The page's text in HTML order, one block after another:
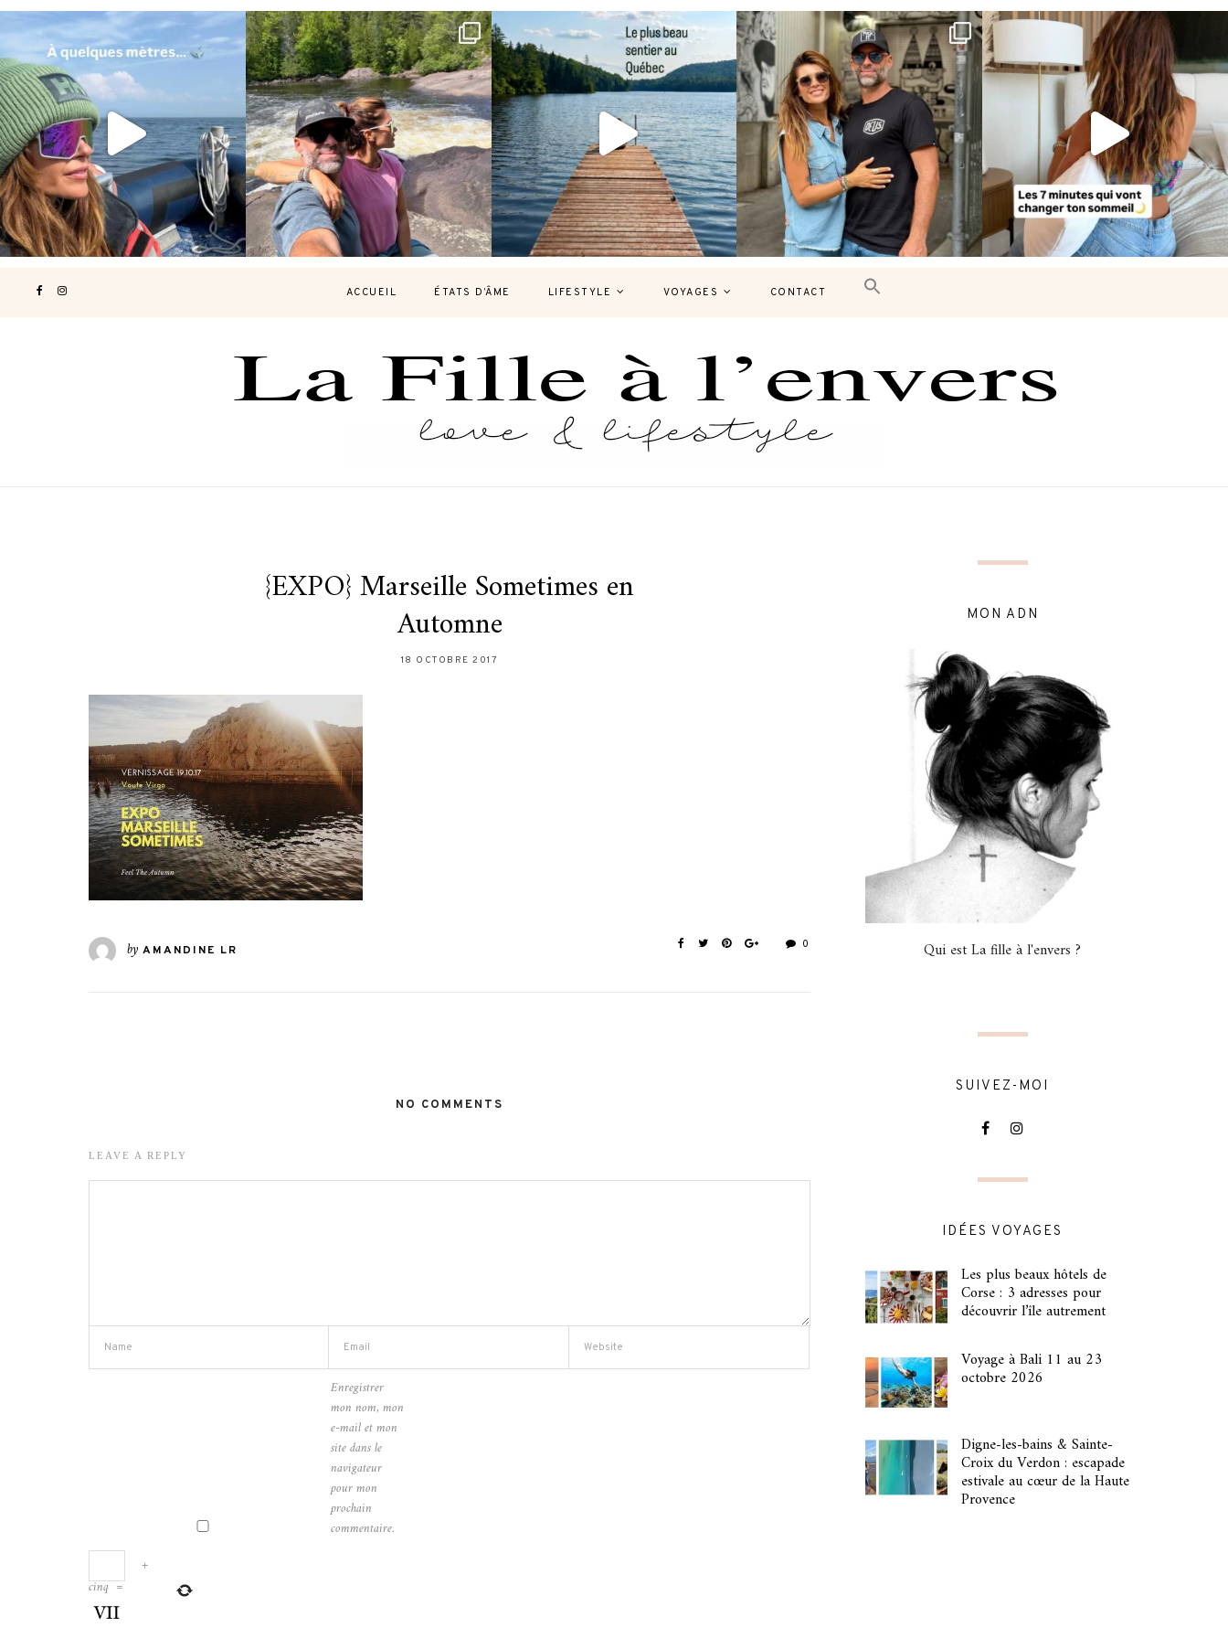
Voir une baleine en photo, c’est
impressionnant 🐋...
199
Les Laurentides, le Québec version
nature.
...
311 47
Et si je te disais qu’il existe un sentier où
127 37
Montréal, une très belle surprise 🇨🇦
J’ai...
444
Le sommeil est essentiel à notre bien-
être… et...
102 14
ACCUEIL ÉTATS D’ÂME LIFESTYLE VOYAGES CONTACT
{EXPO} Marseille Sometimes en
Automne
18 OCTOBRE 2017
by AMANDINE LR 0
NO COMMENTS
LEAVE A REPLY
Enregistrer
mon nom, mon
e-mail et mon
site dans le
navigateur
pour mon
prochain
commentaire.
+
cinq=
MON ADN
Qui est La fille à l'envers ?
SUIVEZ-MOI
IDÉES VOYAGES
Les plus beaux hôtels de
Corse : 3 adresses pour
découvrir l’île autrement
Voyage à Bali 11 au 23
octobre 2026
Digne-les-bains & Sainte-
Croix du Verdon : escapade
estivale au cœur de la Haute
Provence